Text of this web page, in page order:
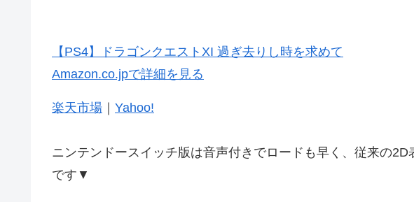
【PS4】ドラゴンクエストXI 過ぎ去りし時を求めて
Amazon.co.jpで詳細を見る
楽天市場 Yahoo!
ニンテンドースイッチ版は音声付きでロードも早く、従来の
です▼